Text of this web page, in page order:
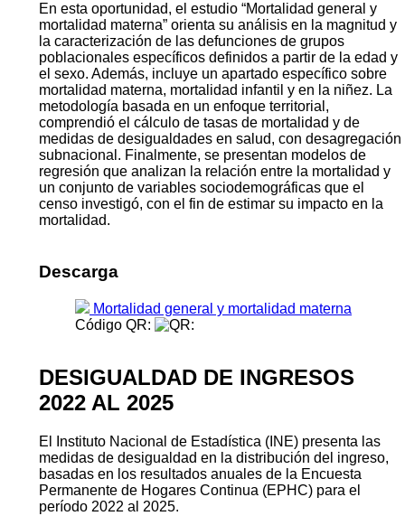
En esta oportunidad, el estudio “Mortalidad general y
mortalidad materna” orienta su análisis en la magnitud y
la caracterización de las defunciones de grupos
poblacionales específicos definidos a partir de la edad y
el sexo. Además, incluye un apartado específico sobre
mortalidad materna, mortalidad infantil y en la niñez. La
metodología basada en un enfoque territorial,
comprendió el cálculo de tasas de mortalidad y de
medidas de desigualdades en salud, con desagregación
subnacional. Finalmente, se presentan modelos de
regresión que analizan la relación entre la mortalidad y
un conjunto de variables sociodemográficas que el
censo investigó, con el fin de estimar su impacto en la
mortalidad.
Descarga
Mortalidad general y mortalidad materna
Código QR:
DESIGUALDAD DE INGRESOS
2022 AL 2025
El Instituto Nacional de Estadística (INE) presenta las
medidas de desigualdad en la distribución del ingreso,
basadas en los resultados anuales de la Encuesta
Permanente de Hogares Continua (EPHC) para el
período 2022 al 2025.